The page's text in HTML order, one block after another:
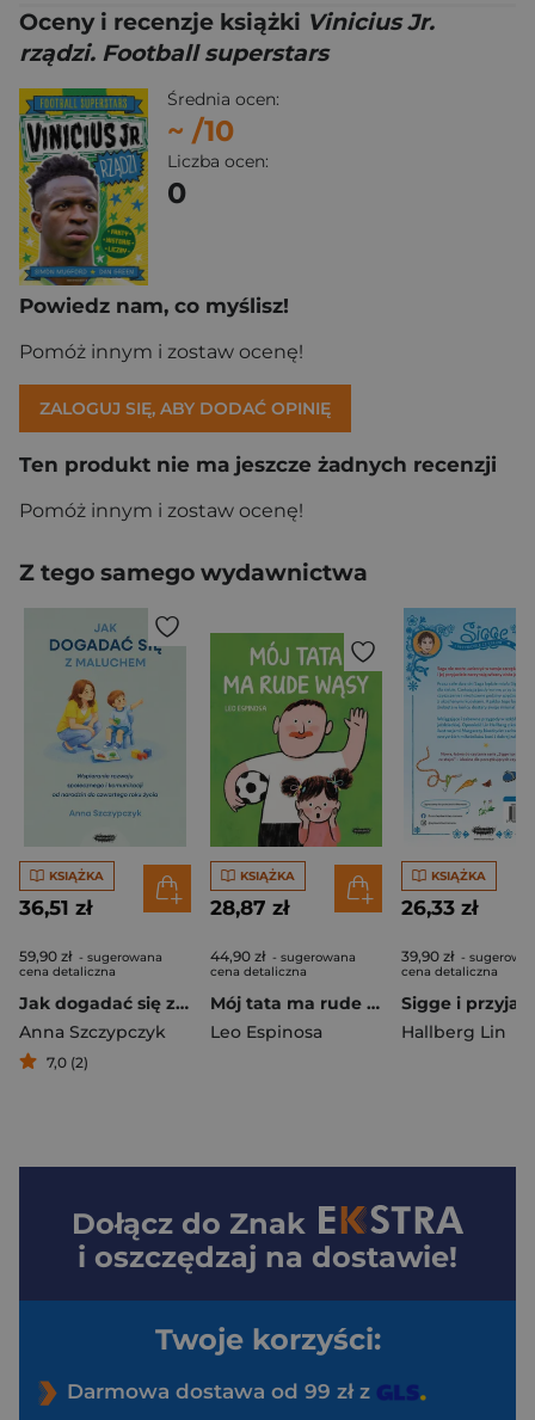
Oceny i recenzje książki Vinicius Jr.
rządzi. Football superstars
Średnia ocen:
~ /10
Liczba ocen:
0
Powiedz nam, co myślisz!
Pomóż innym i zostaw ocenę!
ZALOGUJ SIĘ, ABY DODAĆ OPINIĘ
Ten produkt nie ma jeszcze żadnych recenzji
Pomóż innym i zostaw ocenę!
Z tego samego wydawnictwa
KSIĄŻKA
36,51 zł
59,90 zł - sugerowana
cena detaliczna
Jak dogadać się z maluchem. Wspieranie rozwoju społecznego i komunikacji od narodzin od czwartego roku życia
Anna Szczypczyk
7,0 (2)
KSIĄŻKA
28,87 zł
44,90 zł - sugerowana
cena detaliczna
Mój tata ma rude wąsy
Leo Espinosa
KSIĄŻKA
26,33 zł
39,90 zł -
cena detaliczna
Hallberg Lin
Dołącz do Znak
i oszczędzaj na dostawie!
Twoje korzyści:
Darmowa dostawa od 99 zł z